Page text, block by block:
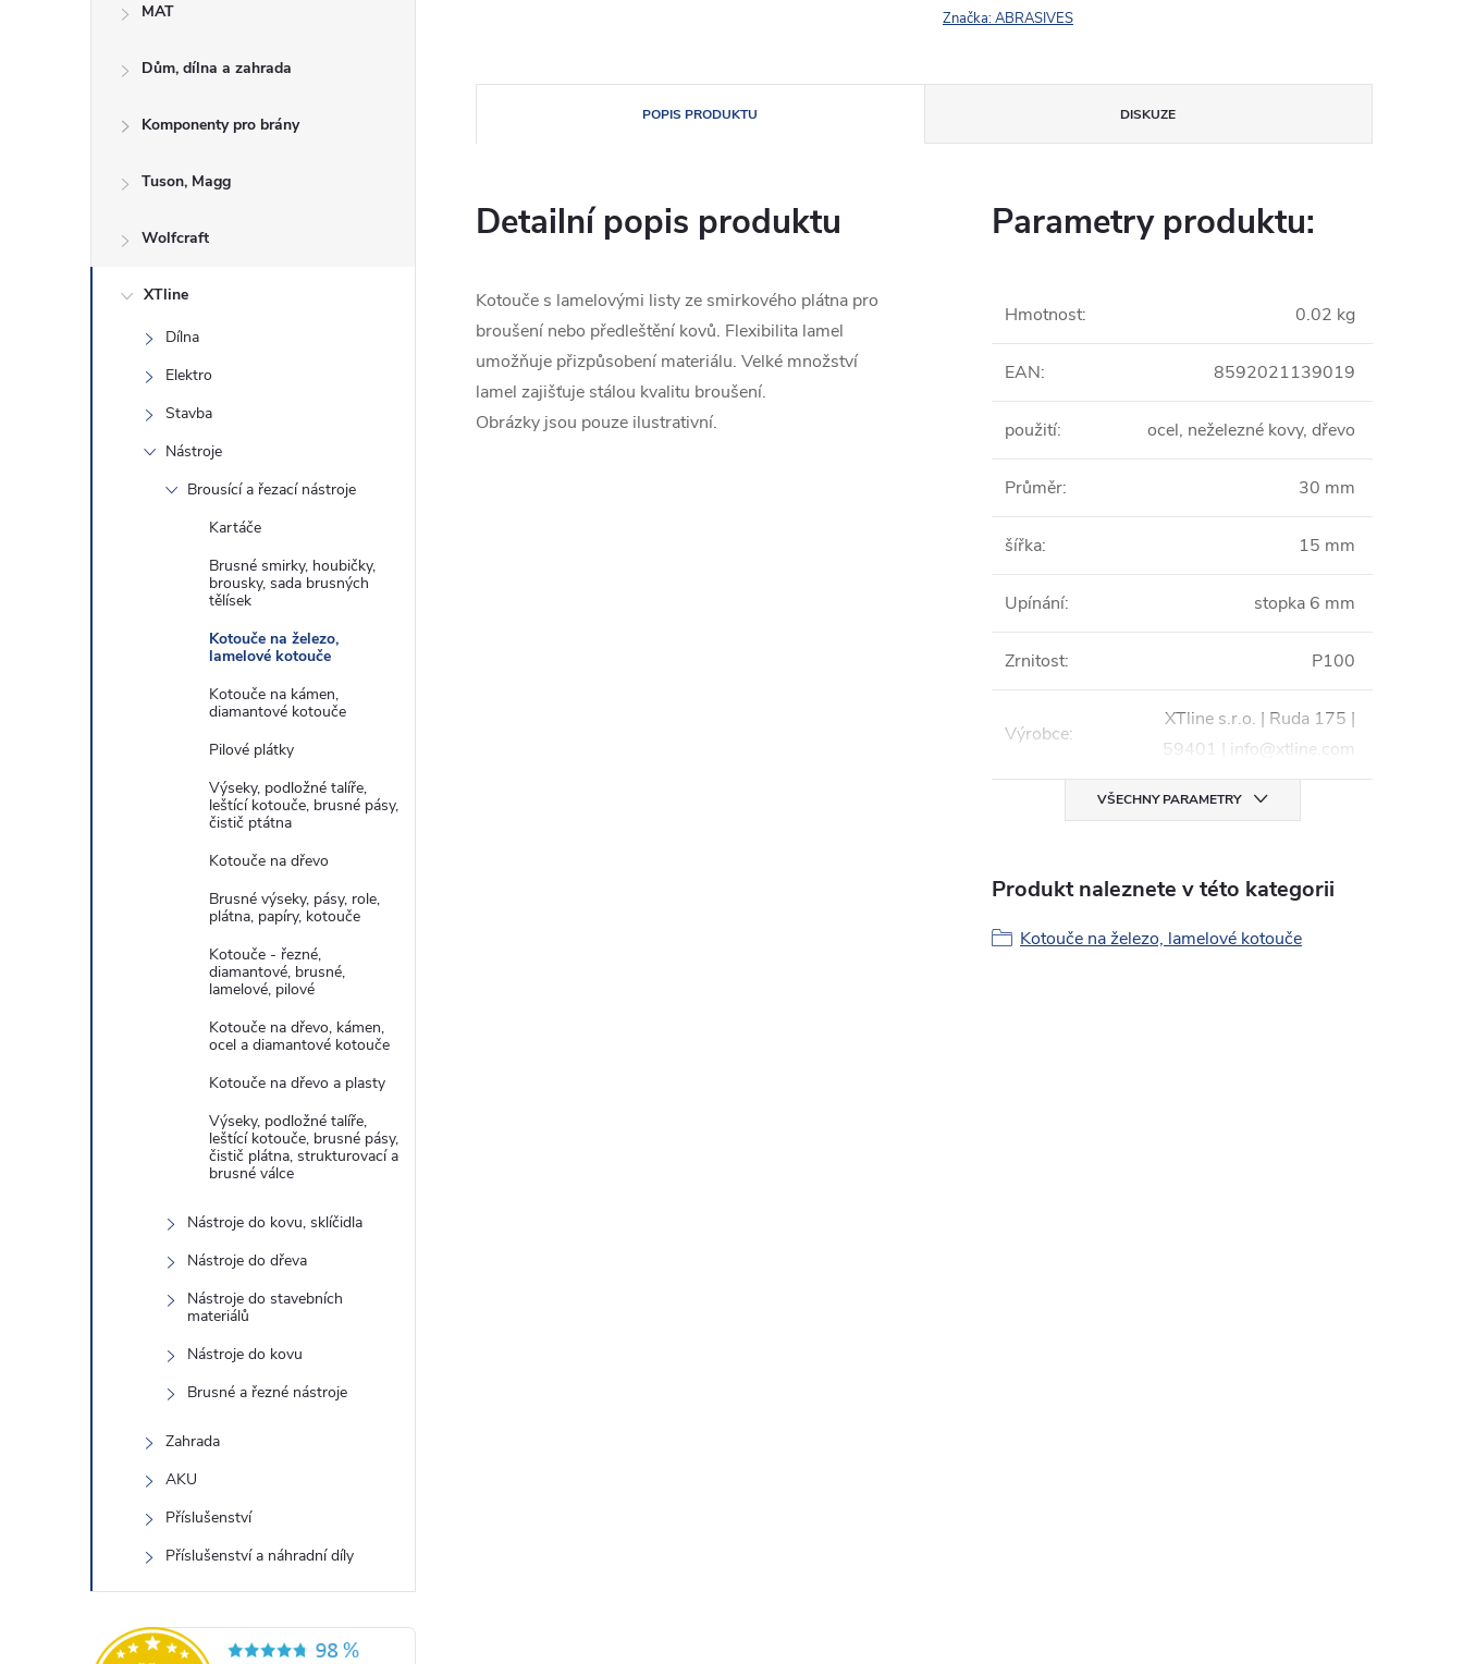
MAT
Dům, dílna a zahrada
Komponenty pro brány
Tuson, Magg
Wolfcraft
XTline
Dílna
Elektro
Stavba
Nástroje
Brousící a řezací nástroje
Kartáče
Brusné smirky, houbičky,
brousky, sada brusných
tělísek
Kotouče na železo,
lamelové kotouče
Kotouče na kámen,
diamantové kotouče
Pilové plátky
Výseky, podložné talíře,
leštící kotouče, brusné pásy,
čistič ptátna
Kotouče na dřevo
Brusné výseky, pásy, role,
plátna, papíry, kotouče
Kotouče - řezné,
diamantové, brusné,
lamelové, pilové
Kotouče na dřevo, kámen,
ocel a diamantové kotouče
Kotouče na dřevo a plasty
Výseky, podložné talíře,
leštící kotouče, brusné pásy,
čistič plátna, strukturovací a
brusné válce
Nástroje do kovu, sklíčidla
Nástroje do dřeva
Nástroje do stavebních
materiálů
Nástroje do kovu
Brusné a řezné nástroje
Zahrada
AKU
Příslušenství
Příslušenství a náhradní díly
Značka:ABRASIVES
POPIS PRODUKTU DISKUZE
Detailní popis produktu
Kotouče s lamelovými listy ze smirkového plátna pro
broušení nebo předleštění kovů. Flexibilita lamel
umožňuje přizpůsobení materiálu. Velké množství
lamel zajišťuje stálou kvalitu broušení.
Obrázky jsou pouze ilustrativní.
Parametry produktu:
Hmotnost: 0.02 kg
EAN: 8592021139019
použití: ocel, neželezné kovy, dřevo
Průměr: 30 mm
šířka: 15 mm
Upínání: stopka 6 mm
Zrnitost: P100
Výrobce:
XTline s.r.o. | Ruda 175 |
59401 | info@xtline.com
VŠECHNY PARAMETRY
Produkt naleznete v této kategorii
Kotouče na železo, lamelové kotouče